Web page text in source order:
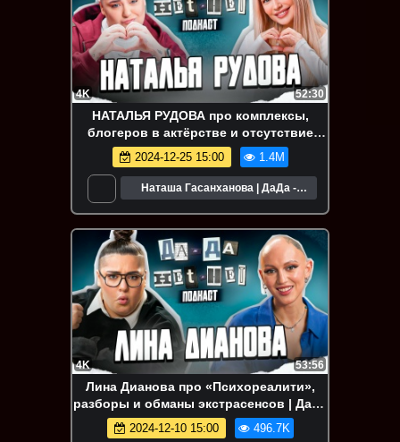
4K 52:30
НАТАЛЬЯ РУДОВА про комплексы,
блогеров в актёрстве и отсутствие
ролей | ДаДа — НетНет. Подкаст
2024-12-25 15:00 1.4M
Наташа Гасанханова | ДаДа -
4K 53:56
Лина Дианова про «Психореалити»,
разборы и обманы экстрасенсов | ДаДа
— НетНет. Подкаст
2024-12-10 15:00 496.7K